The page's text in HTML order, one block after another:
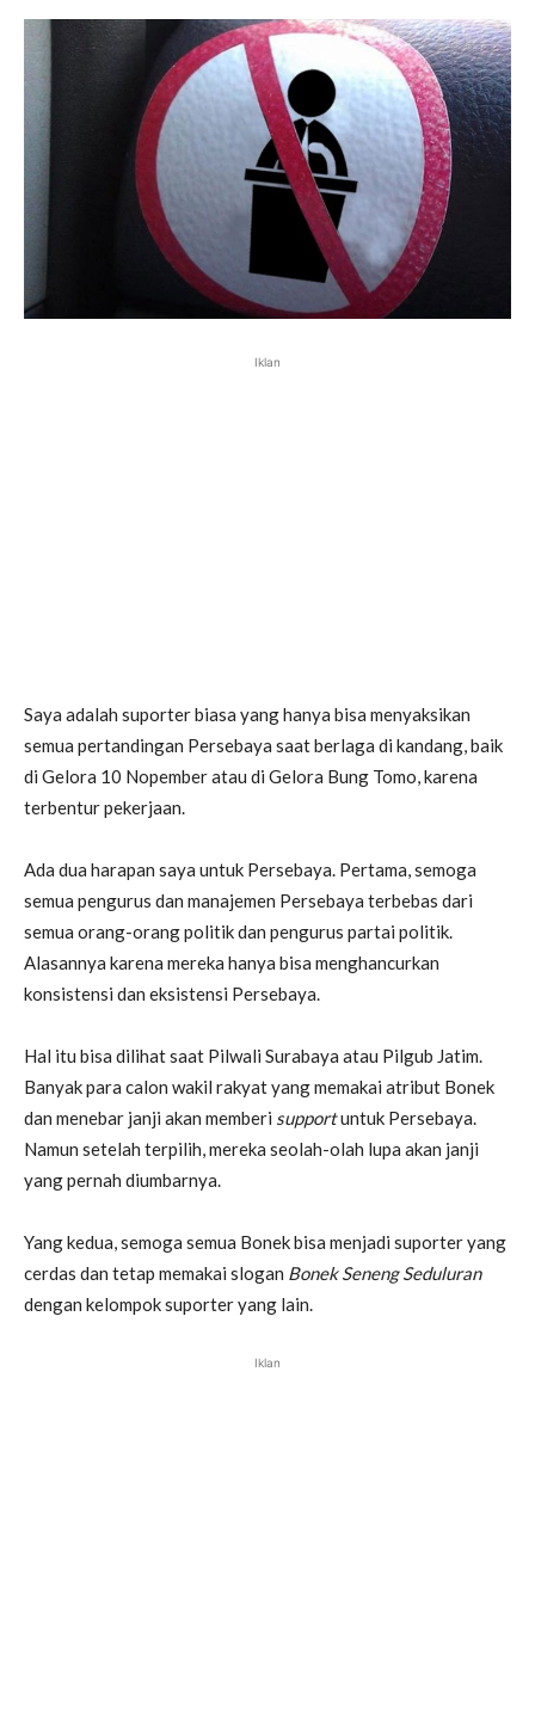
Iklan
Saya adalah suporter biasa yang hanya bisa menyaksikan
semua pertandingan Persebaya saat berlaga di kandang, baik
di Gelora 10 Nopember atau di Gelora Bung Tomo, karena
terbentur pekerjaan.
Ada dua harapan saya untuk Persebaya. Pertama, semoga
semua pengurus dan manajemen Persebaya terbebas dari
semua orang-orang politik dan pengurus partai politik.
Alasannya karena mereka hanya bisa menghancurkan
konsistensi dan eksistensi Persebaya.
Hal itu bisa dilihat saat Pilwali Surabaya atau Pilgub Jatim.
Banyak para calon wakil rakyat yang memakai atribut Bonek
dan menebar janji akan memberi supportuntuk Persebaya.
Namun setelah terpilih, mereka seolah-olah lupa akan janji
yang pernah diumbarnya.
Yang kedua, semoga semua Bonek bisa menjadi suporter yang
cerdas dan tetap memakai slogan Bonek Seneng Seduluran
dengan kelompok suporter yang lain.
Iklan